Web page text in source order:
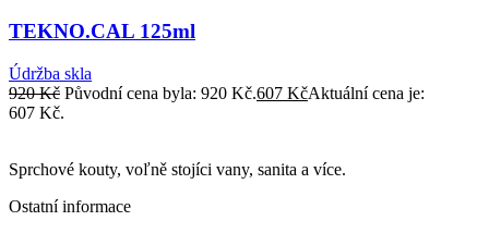
TEKNO.CAL 125ml
Údržba skla
920Kč Původní cena byla: 920 Kč.607 KčAktuální cena je:
607 Kč.
Sprchové kouty, voľně stojíci vany, sanita a více.
Ostatní informace